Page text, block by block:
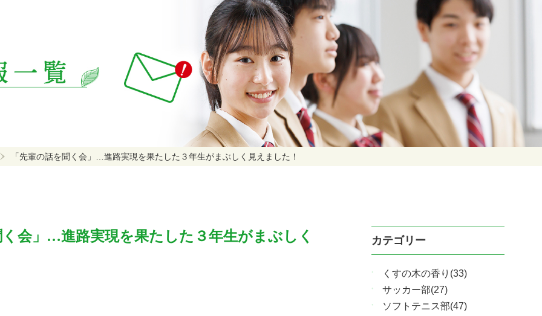
「先輩の話を聞く会」…進路実現を果たした３年生がまぶしく見えました！
会」…進路実現を果たした３年生がまぶしく カテゴリー
くすの木の香り(33)
サッカー部(27)
ソフトテニス部(47)